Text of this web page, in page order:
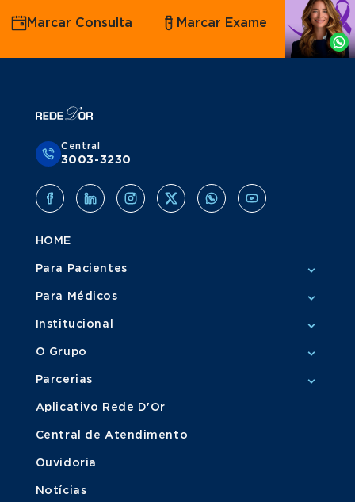
Agende
por
Whatsapp
Marcar Consulta Marcar Exame
Central
3003-3230
HOME
Para Pacientes
Para Médicos
Institucional
O Grupo
Parcerias
Aplicativo Rede D'Or
Central de Atendimento
Ouvidoria
Notícias